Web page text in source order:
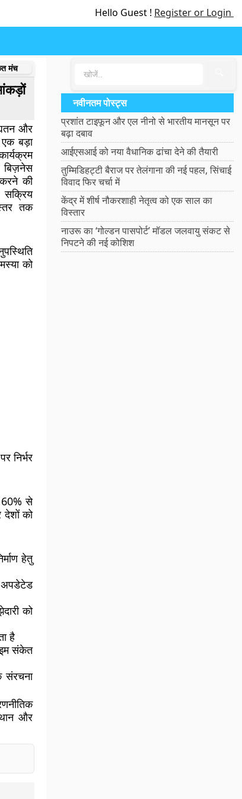
Hello Guest ! Register or Login
मंच
और
बड़ा
बिज़नेस
की
तक
को
निर्भर
से
को
हेतु
को
है
संकेत
संरचना
और
नवीनतम पोस्ट्स
प्रशांत टाइफून और एल नीनो से भारतीय मानसून पर
बढ़ा दबाव
आईएसआई को नया वैधानिक ढांचा देने की तैयारी
तुम्मिडिहट्टी बैराज पर तेलंगाना की नई पहल, सिंचाई
विवाद फिर चर्चा में
केंद्र में शीर्ष नौकरशाही नेतृत्व को एक साल का
विस्तार
नाउरू का ‘गोल्डन पासपोर्ट’ मॉडल जलवायु संकट से
निपटने की नई कोशिश